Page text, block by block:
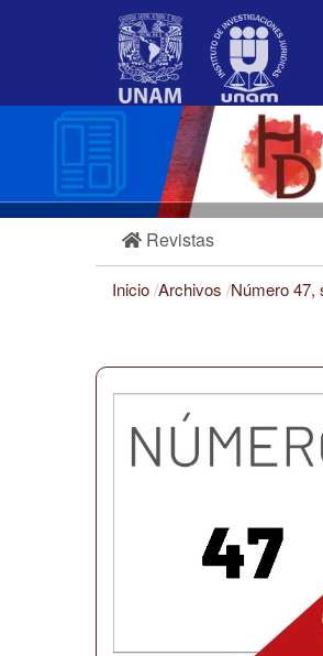
Barra
Revistas
Inicio/Archivos /Número 47,